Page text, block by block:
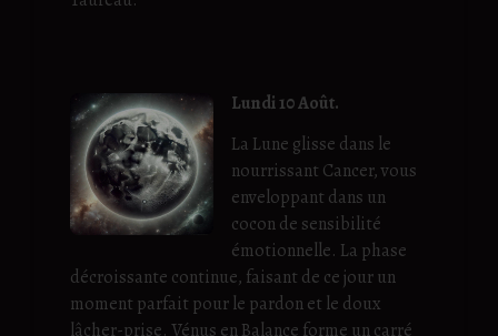
Lundi 10 Août.
La Lune glisse dans le
nourrissant Cancer, vous
enveloppant dans un
cocon de sensibilité
émotionnelle. La phase
décroissante continue, faisant de ce jour un
moment parfait pour le pardon et le doux
lâcher-prise. Vénus en Balance forme un carré